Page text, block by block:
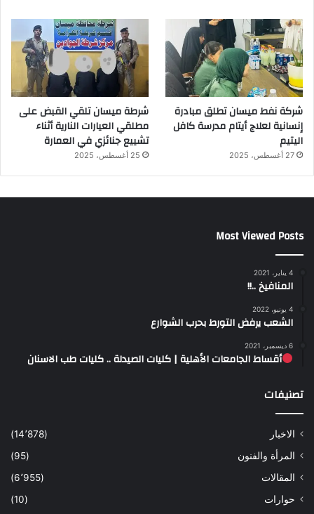
شركة نفط ميسان تطلق مبادرة
إنسانية لعلاج أيتام مدرسة كافل
اليتيم
27 أغسطس، 2025
شرطة ميسان تلقي القبض على
مطلقي العيارات النارية أثناء
تشييع جنائزي في العمارة
25 أغسطس، 2025
Most Viewed Posts
4 يناير، 2021
المنافيخ ..!!
4 يونيو، 2022
الشعب يرفض التورط بحرب الشوارع
6 ديسمبر، 2021
أقساط الجامعات الأهلية | كليات الصيدلة .. كليات طب الاسنان
تصنيفات
الاخبار
(14٬878)
المرأة والفنون
(95)
المقالات
(6٬955)
حوارات
(10)